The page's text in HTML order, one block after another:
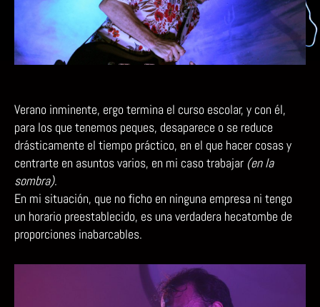
Verano inminente, ergo termina el curso escolar, y con él,
para los que tenemos peques, desaparece o se reduce
drásticamente el tiempo práctico, en el que hacer cosas y
centrarte en asuntos varios, en mi caso trabajar (en la
sombra).
En mi situación, que no ficho en ninguna empresa ni tengo
un horario preestablecido, es una verdadera hecatombe de
proporciones inabarcables.